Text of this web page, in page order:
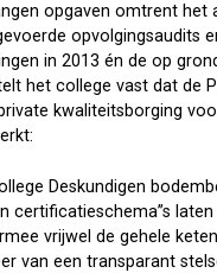
opgaven omtrent het
opvolgingsaudits
in 2013 én de op
het college vast dat de
kwaliteitsborging
Deskundigen
certificatieschema”s
vrijwel de gehele
van een transparant